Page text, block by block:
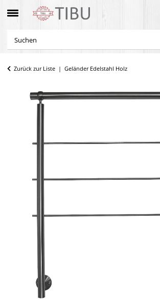
Zurück zur Liste Geländer Edelstahl Holz